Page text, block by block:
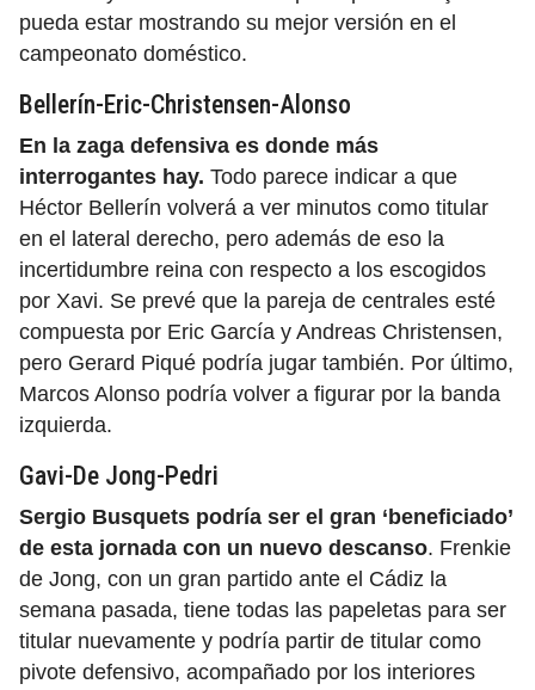
pueda estar mostrando su mejor versión en el
campeonato doméstico.
Bellerín-Eric-Christensen-Alonso
En la zaga defensiva es donde más
interrogantes hay. Todo parece indicar a que
Héctor Bellerín volverá a ver minutos como titular
en el lateral derecho, pero además de eso la
incertidumbre reina con respecto a los escogidos
por Xavi. Se prevé que la pareja de centrales esté
compuesta por Eric García y Andreas Christensen,
pero Gerard Piqué podría jugar también. Por último,
Marcos Alonso podría volver a figurar por la banda
izquierda.
Gavi-De Jong-Pedri
Sergio Busquets podría ser el gran ‘beneficiado’
de esta jornada con un nuevo descanso. Frenkie
de Jong, con un gran partido ante el Cádiz la
semana pasada, tiene todas las papeletas para ser
titular nuevamente y podría partir de titular como
pivote defensivo, acompañado por los interiores